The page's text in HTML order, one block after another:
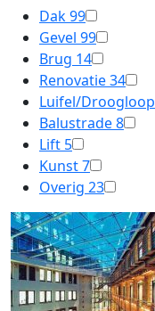
Dak99
Gevel 99
Brug 14
Renovatie34
Luifel/Droogloop
Balustrade8
Lift 5
Kunst7
Overig 23